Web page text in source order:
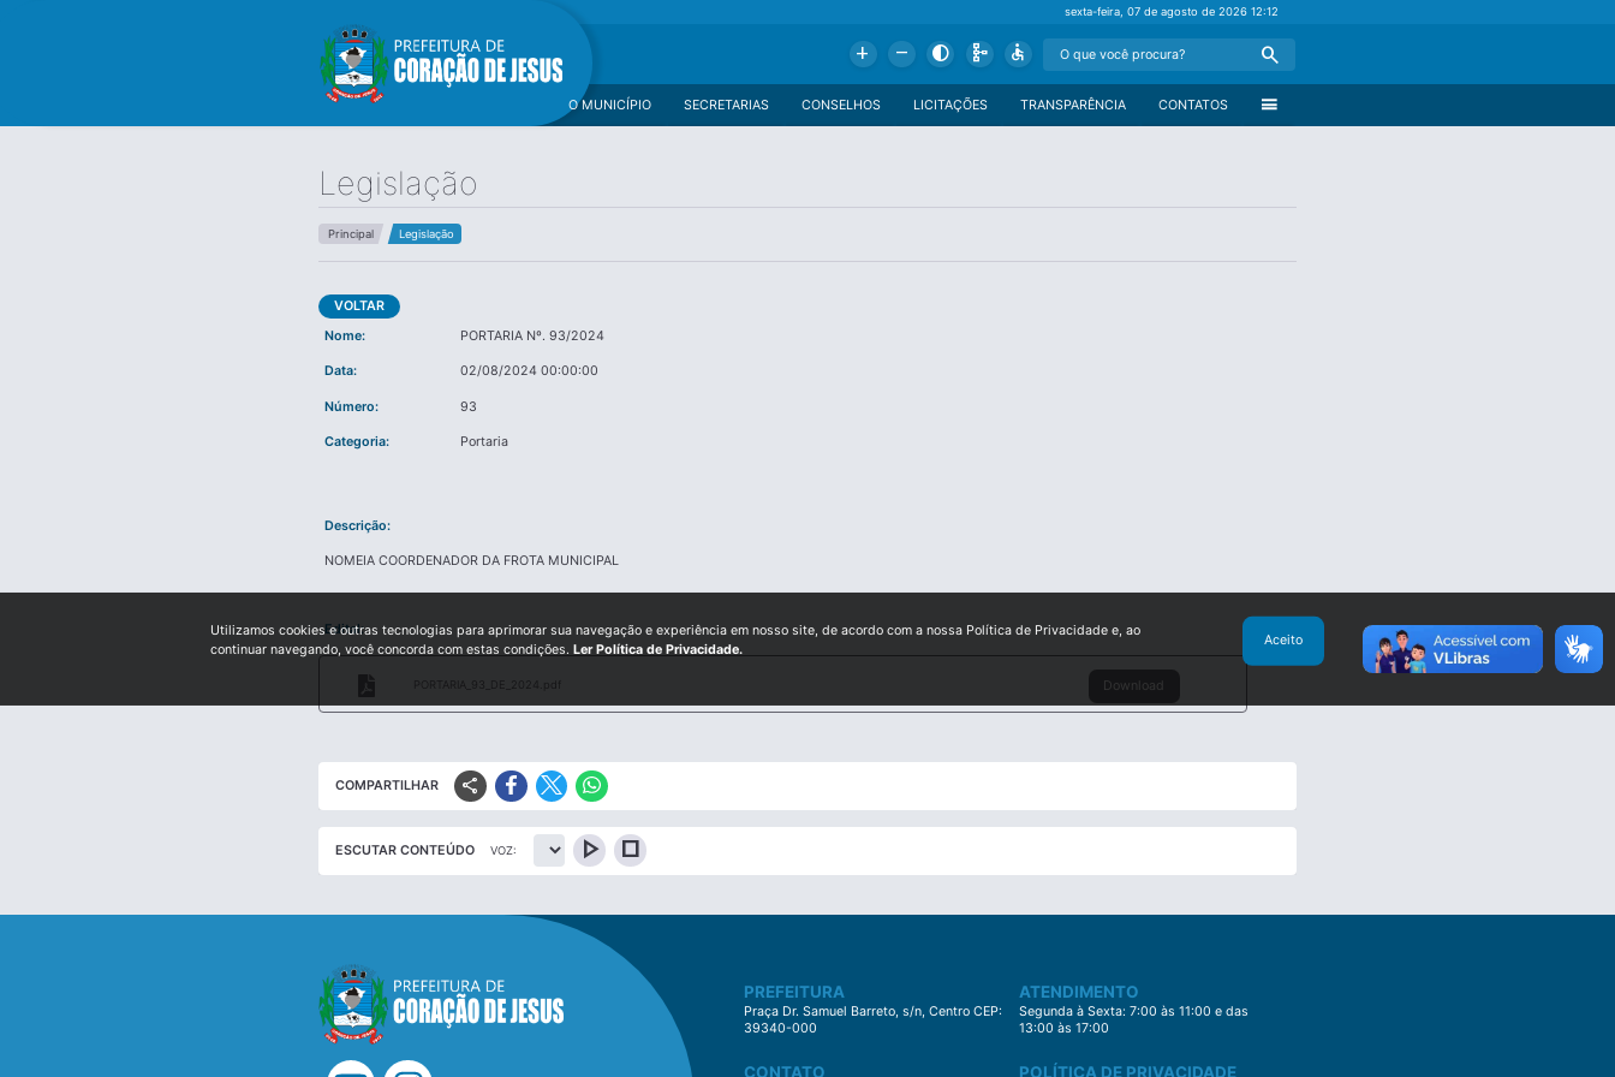
sexta-feira, 07 de agosto de 202612:12
Add Remove Contrast Schema Accessible Search
menu
CONTATOS
TRANSPARÊNCIA
LICITAÇÕES
CONSELHOS
SECRETARIAS
O MUNICÍPIO
Legislação
Principal Legislação
VOLTAR
Nome:
PORTARIA Nº. 93/2024
Data: 02/08/2024 00:00:00
Número: 93
Categoria: Portaria
Descrição:
NOMEIA COORDENADOR DA FROTA MUNICIPAL
Edital:
PORTARIA_93_DE_2024.pdf Download
COMPARTILHAR share
ESCUTAR CONTEÚDO VOZ: play_arrow stop
PREFEITURA
Praça Dr. Samuel Barreto, s/n, Centro CEP:
39340-000
ATENDIMENTO
Segunda à Sexta: 7:00 às 11:00 e das
13:00 às 17:00
CONTATO POLÍTICA DE PRIVACIDADE
Utilizamos cookies e outras tecnologias para aprimorar sua navegação e experiência em nosso site, de acordo com a nossa Política de Privacidade e, ao
continuar navegando, você concorda com estas condições. Ler Política de Privacidade.
Aceito